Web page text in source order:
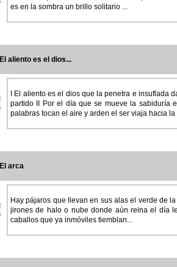
es en la sombra un brillo solitario ...
El aliento es el dios...
I El aliento es el dios que la penetra e insuflada
partido II Por el día que se mueve la sabiduría
palabras tocan el aire y arden el ser viaja hacia la
El arca
Hay pájaros que llevan en sus alas el verde de
jirones de halo o nube donde aún reina el día
caballos que ya inmóviles tiemblan...